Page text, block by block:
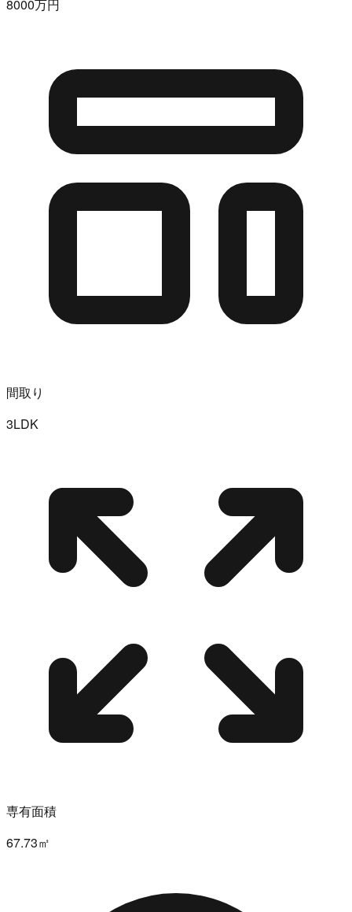
8000万円
間取り
3LDK
専有面積
67.73㎡